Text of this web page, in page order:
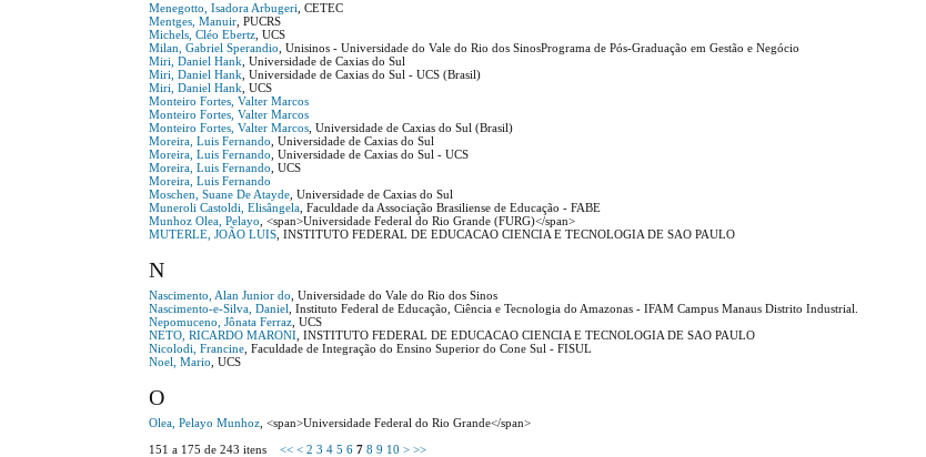
Menegotto, Isadora Arbugeri , CETEC
Mentges, Manuir , PUCRS
Michels, Cléo Ebertz , UCS
Milan, Gabriel Sperandio , Unisinos - Universidade do Vale do Rio dos SinosPrograma de Pós-Graduação em Gestão e Negócio
Miri, Daniel Hank , Universidade de Caxias do Sul
Miri, Daniel Hank , Universidade de Caxias do Sul - UCS (Brasil)
Miri, Daniel Hank , UCS
Monteiro Fortes, Valter Marcos
Monteiro Fortes, Valter Marcos
Monteiro Fortes, Valter Marcos , Universidade de Caxias do Sul (Brasil)
Moreira, Luis Fernando , Universidade de Caxias do Sul
Moreira, Luis Fernando , Universidade de Caxias do Sul - UCS
Moreira, Luis Fernando , UCS
Moreira, Luis Fernando
Moschen, Suane De Atayde , Universidade de Caxias do Sul
Muneroli Castoldi, Elisângela , Faculdade da Associação Brasiliense de Educação - FABE
Munhoz Olea, Pelayo , <span>Universidade Federal do Rio Grande (FURG)</span>
MUTERLE, JOÃO LUIS , INSTITUTO FEDERAL DE EDUCACAO CIENCIA E TECNOLOGIA DE SAO PAULO
N
Nascimento, Alan Junior do , Universidade do Vale do Rio dos Sinos
Nascimento-e-Silva, Daniel
, Instituto Federal de Educação, Ciência e Tecnologia do Amazonas - IFAM Campus Manaus Distrito Industrial.
Nepomuceno, Jônata Ferraz , UCS
NETO, RICARDO MARONI , INSTITUTO FEDERAL DE EDUCACAO CIENCIA E TECNOLOGIA DE SAO PAULO
Nicolodi, Francine , Faculdade de Integração do Ensino Superior do Cone Sul - FISUL
Noel, Mario , UCS
O
Olea, Pelayo Munhoz , <span>Universidade Federal do Rio Grande</span>
151 a 175 de 243 itens<< < 2 3 4 5 6 7 8 9 10 > >>